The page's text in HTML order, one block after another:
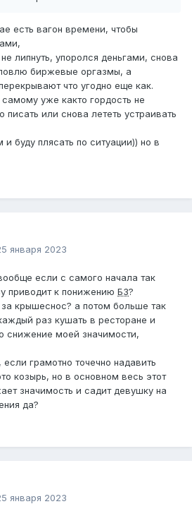
себя сам поставил. Менять
Но потрахаться,
залипнешь опять. Надо оно?
есть вагон времени, чтобы
липнуть, упоролся деньгами, снова
биржевые оргазмы, а
что угодно еще как.
уже както гордость не
писать или снова лететь устраивать
и буду плясать по ситуации)) но в
января 2023
если с самого начала так
приводит к понижению БЗ?
крышеснос? а потом больше так
раз кушать в ресторане и
снижение моей значимости,
если грамотно точечно надавить
козырь, но в основном весь этот
значимость и садит девушку на
да?
января 2023